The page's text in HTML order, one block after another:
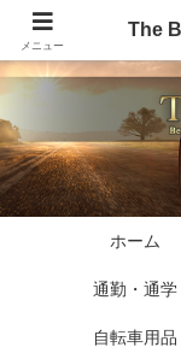
ホーム
通勤・通学
自転車用品
メニュー
The